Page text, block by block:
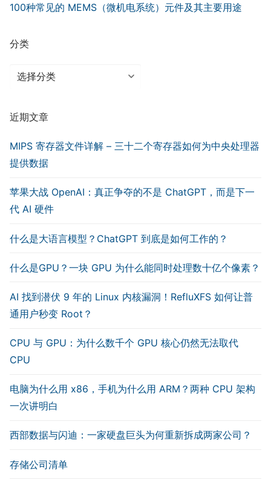
100种常见的 MEMS（微机电系统）元件及其主要用途
分类
分
近期文章
MIPS 寄存器文件详解 – 三十二个寄存器如何为中央处理器
提供数据
苹果大战 OpenAI：真正争夺的不是 ChatGPT，而是下一
代 AI 硬件
什么是大语言模型？ChatGPT 到底是如何工作的？
什么是GPU？一块 GPU 为什么能同时处理数十亿个像素？
AI 找到潜伏 9 年的 Linux 内核漏洞！RefluXFS 如何让普
通用户秒变 Root？
CPU 与 GPU：为什么数千个 GPU 核心仍然无法取代
CPU
电脑为什么用 x86，手机为什么用 ARM？两种 CPU 架构
一次讲明白
西部数据与闪迪：一家硬盘巨头为何重新拆成两家公司？
存储公司清单